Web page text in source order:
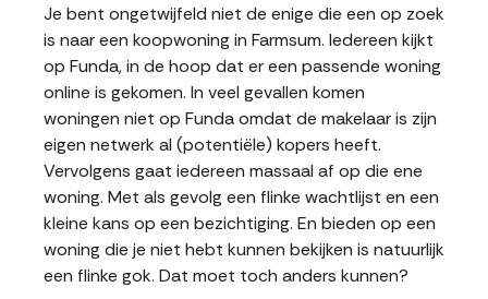
Je bent ongetwijfeld niet de enige die een op zoek
is naar een koopwoning in Farmsum. Iedereen kijkt
op Funda, in de hoop dat er een passende woning
online is gekomen. In veel gevallen komen
woningen niet op Funda omdat de makelaar is zijn
eigen netwerk al (potentiële) kopers heeft.
Vervolgens gaat iedereen massaal af op die ene
woning. Met als gevolg een flinke wachtlijst en een
kleine kans op een bezichtiging. En bieden op een
woning die je niet hebt kunnen bekijken is natuurlijk
een flinke gok. Dat moet toch anders kunnen?